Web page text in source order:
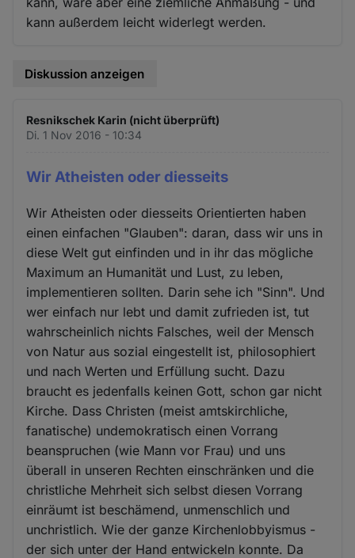
kann außerdem leicht widerlegt werden.
Diskussion anzeigen
Resnikschek Karin (nicht überprüft)
Di. 1 Nov 2016 - 10:34
Wir Atheisten oder diesseits
Wir Atheisten oder diesseits Orientierten haben
einen einfachen "Glauben": daran, dass wir uns in
diese Welt gut einfinden und in ihr das mögliche
Maximum an Humanität und Lust, zu leben,
implementieren sollten. Darin sehe ich "Sinn". Und
wer einfach nur lebt und damit zufrieden ist, tut
wahrscheinlich nichts Falsches, weil der Mensch
von Natur aus sozial eingestellt ist, philosophiert
und nach Werten und Erfüllung sucht. Dazu
braucht es jedenfalls keinen Gott, schon gar nicht
Kirche. Dass Christen (meist amtskirchliche,
fanatische) undemokratisch einen Vorrang
beanspruchen (wie Mann vor Frau) und uns
überall in unseren Rechten einschränken und die
christliche Mehrheit sich selbst diesen Vorrang
einräumt ist beschämend, unmenschlich und
unchristlich. Wie der ganze Kirchenlobbyismus -
der sich unter der Hand entwickeln konnte. Da